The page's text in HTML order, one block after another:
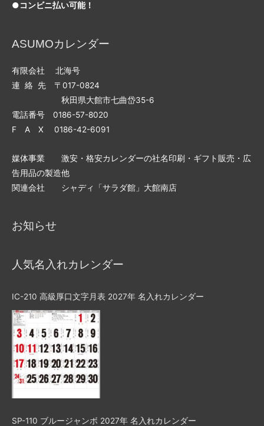
●コンビニ払い可能！
ASUMOカレンダー
有限会社 北海号
連 絡 先 〒017-0824
秋田県大館市七曲岱35-6
電話番号 0186-57-8020
F A X 0186-42-6091
媒体事業 激安・格安カレンダーの社名印刷・ギフト販売・広
告用品の製造他
関連会社 シャディ「サラダ館」大館南店
お知らせ
人気名入れカレンダー
IC-210 高級厚口文字月表 2027年 名入れカレンダー
SP-110 ブルージャンボ 2027年 名入れカレンダー